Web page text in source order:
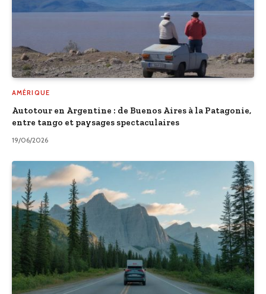
AMÉRIQUE
Autotour en Argentine : de Buenos Aires à la Patagonie,
entre tango et paysages spectaculaires
19/06/2026